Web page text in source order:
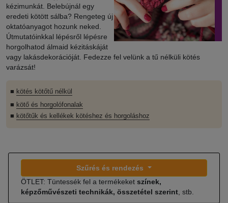
kézimunkát. Belebújnál egy
eredeti kötött sálba? Rengeteg új
oktatóanyagot hozunk neked.
Útmutatóinkkal lépésről lépésre
horgolhatod álmaid kézitáskáját
vagy lakásdekorációját. Fedezze fel velünk a tű nélküli kötés
varázsát!
■ kötés kötőtű nélkül
■ kötő és horgolófonalak
■ kötőtűk és kellékek kötéshez és horgoláshoz
Szűrés és rendezés
ÖTLET: Tüntessék fel a termékeket színek,
képzőművészeti technikák, összetétel szerint , stb.